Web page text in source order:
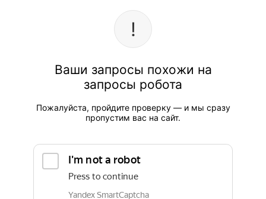
Ваши запросы похожи на
запросы робота
Пожалуйста, пройдите проверку — и мы сразу
пропустим вас на сайт.